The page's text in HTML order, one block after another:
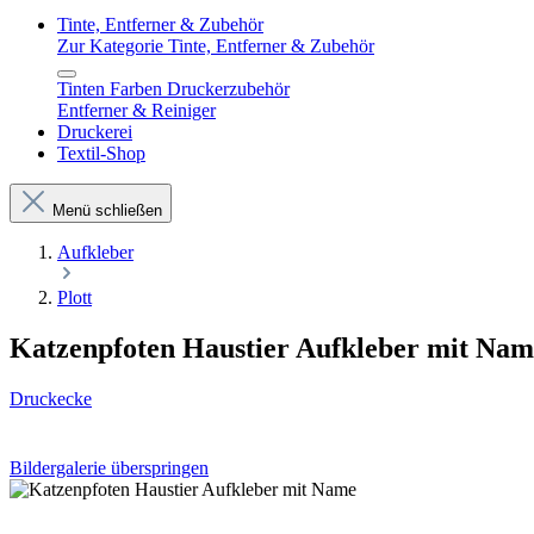
Tinte, Entferner & Zubehör
Zur Kategorie Tinte, Entferner & Zubehör
Tinten Farben Druckerzubehör
Entferner & Reiniger
Druckerei
Textil-Shop
Menü schließen
Aufkleber
Plott
Katzenpfoten Haustier Aufkleber mit
Druckecke
Bildergalerie überspringen